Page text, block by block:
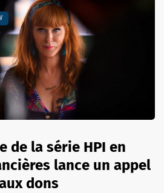
de la série HPI en
lance un appel
dons